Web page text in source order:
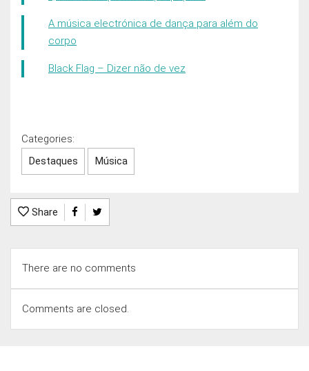
A música electrónica de dança para além do
corpo
Black Flag – Dizer não de vez
Categories:
Destaques
Música
Share
There are no comments
Comments are closed.